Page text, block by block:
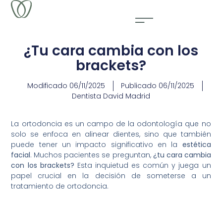
¿Tu cara cambia con los
brackets?
Modificado 06/11/2025 Publicado 06/11/2025
Dentista David Madrid
La ortodoncia es un campo de la odontología que no
solo se enfoca en alinear dientes, sino que también
puede tener un impacto significativo en la estética
facial. Muchos pacientes se preguntan, ¿tu cara cambia
con los brackets? Esta inquietud es común y juega un
papel crucial en la decisión de someterse a un
tratamiento de ortodoncia.